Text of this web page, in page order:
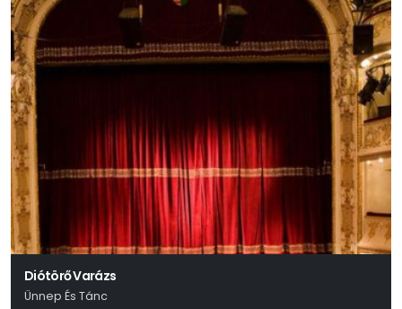
Diótörő Varázs
Ünnep És Tánc